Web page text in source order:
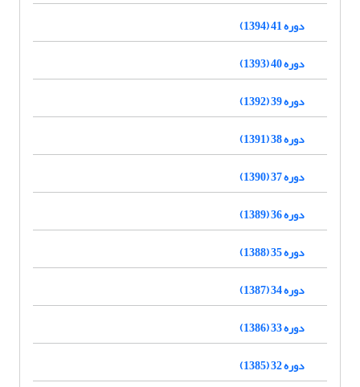
دوره 41 (1394)
دوره 40 (1393)
دوره 39 (1392)
دوره 38 (1391)
دوره 37 (1390)
دوره 36 (1389)
دوره 35 (1388)
دوره 34 (1387)
دوره 33 (1386)
دوره 32 (1385)